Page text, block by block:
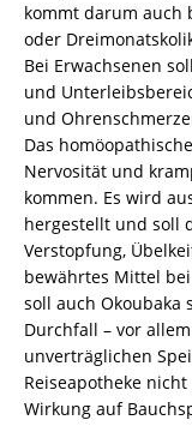
kommt darum auch
oder
Bei Erwachsenen
und
und
Das
Nervosität und
kommen. Es wird
hergestellt und soll
Verstopfung,
bewährtes Mittel
soll auch Okoubaka
Durchfall – vor
unverträglichen
Reiseapotheke
Wirkung auf